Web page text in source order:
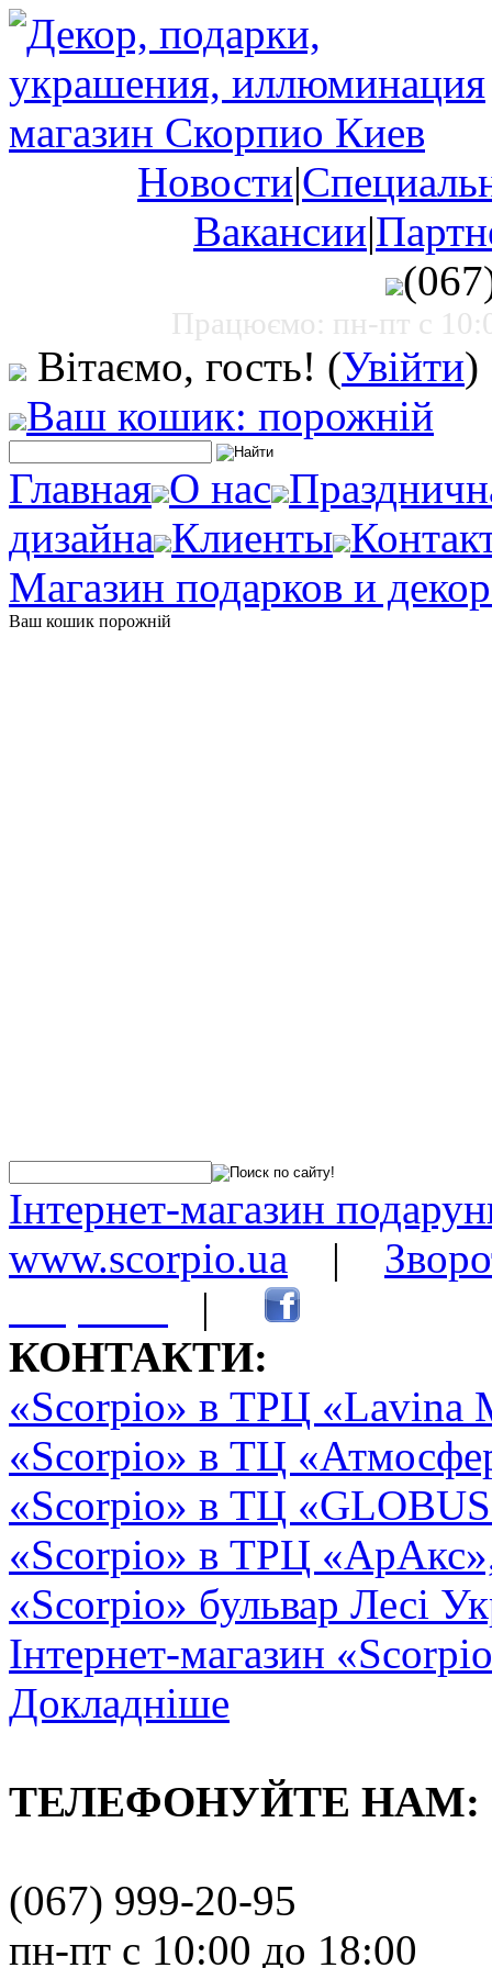
Новости|
Вакансии|
Працюємо: пн-пт с
Вітаємо, гость! (Увійти)
Ваш кошик: порожній
Главная О нас
дизайна Клиенты
Магазин подарков и
Ваш кошик порожній
Інтернет-магазин
www.scorpio.ua |
|
КОНТАКТИ:
«Scorpio» в ТРЦ «Lavina
«Scorpio» в ТЦ
«Scorpio» в ТЦ
«Scorpio» в ТРЦ
«Scorpio» бульвар Лесі
Інтернет-магазин
Докладніше
ТЕЛЕФОНУЙТЕ НАМ:
(067) 999-20-95
пн-пт с 10:00 до 18:00